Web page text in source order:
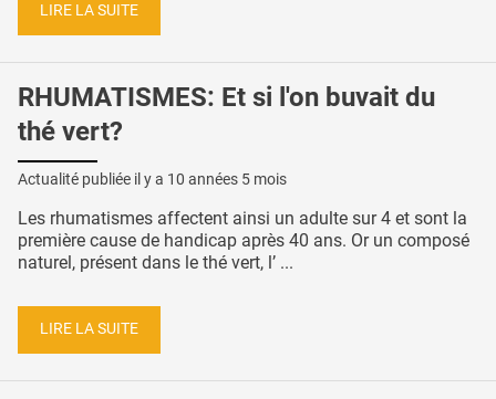
LIRE LA SUITE
RHUMATISMES: Et si l'on buvait du
thé vert?
Actualité publiée il y a 10 années 5 mois
Les rhumatismes affectent ainsi un adulte sur 4 et sont la
première cause de handicap après 40 ans. Or un composé
naturel, présent dans le thé vert, l’ ...
LIRE LA SUITE